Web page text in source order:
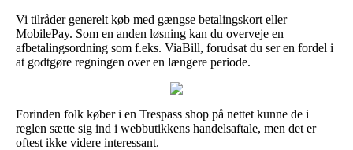
Vi tilråder generelt køb med gængse betalingskort eller
MobilePay. Som en anden løsning kan du overveje en
afbetalingsordning som f.eks. ViaBill, forudsat du ser en fordel i
at godtgøre regningen over en længere periode.
Forinden folk køber i en Trespass shop på nettet kunne de i
reglen sætte sig ind i webbutikkens handelsaftale, men det er
oftest ikke videre interessant.